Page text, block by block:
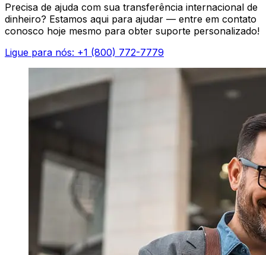
Precisa de ajuda com sua transferência internacional de
dinheiro? Estamos aqui para ajudar — entre em contato
conosco hoje mesmo para obter suporte personalizado!
Ligue para nós: +1 (800) 772-7779